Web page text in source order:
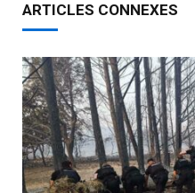
ARTICLES CONNEXES